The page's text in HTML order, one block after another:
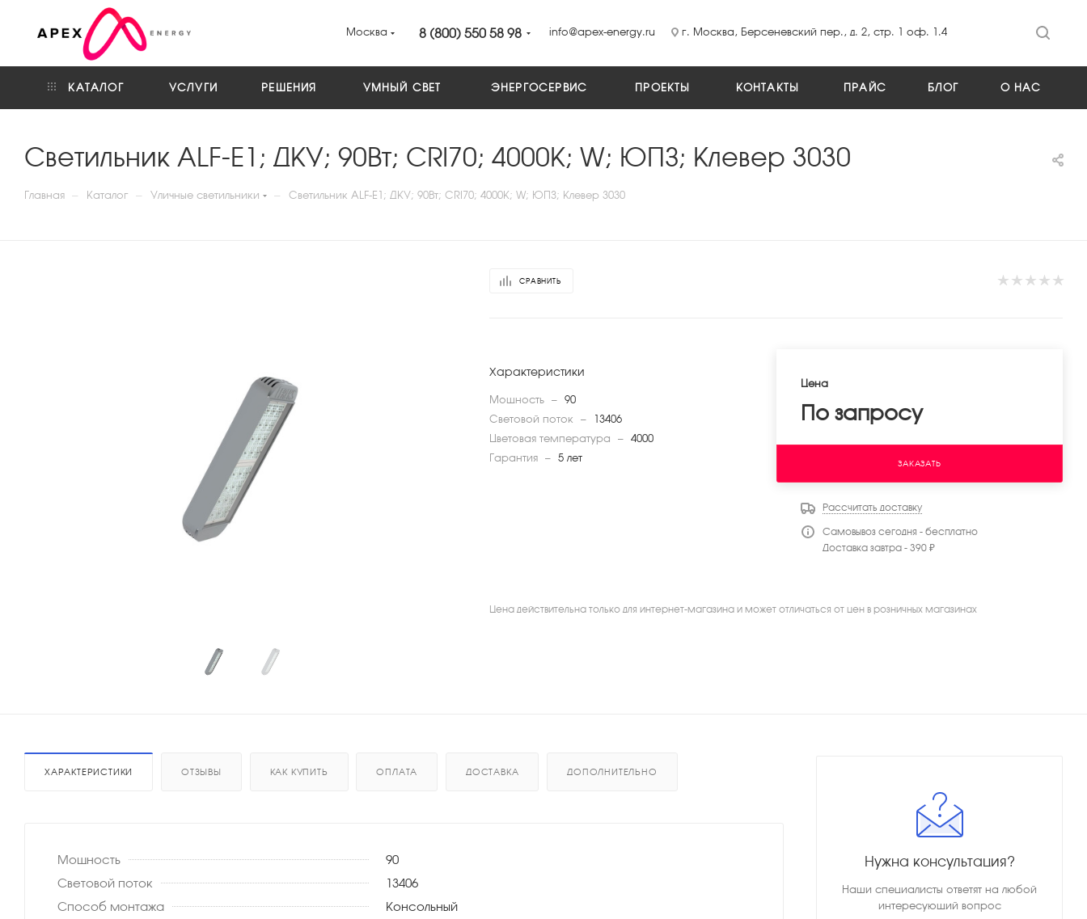
Москва 8 (800) 550 58 98 info@apex-energy.ru г. Москва, Берсеневский пер., д. 2, стр. 1 оф. 1.4
КАТАЛОГ УСЛУГИ РЕШЕНИЯ УМНЫЙ СВЕТ ЭНЕРГОСЕРВИС ПРОЕКТЫ КОНТАКТЫ ПРАЙС БЛОГ О НАС
Светильник ALF-E1; ДКУ; 90Вт; CRI70; 4000K; W; ЮПЗ; Клевер 3030
Главная — Каталог — Уличные светильники — Светильник ALF-E1; ДКУ; 90Вт; CRI70; 4000K; W; ЮПЗ; Клевер 3030
СРАВНИТЬ
Характеристики
Мощность —
90
Световой поток
—
13406
Цветовая температура
—
4000
Гарантия
— 5 лет
Цена
По запросу
ЗАКАЗАТЬ
Рассчитать доставку
Самовывоз сегодня - бесплатно
Доставка завтра - 390 ₽
Цена действительна только для интернет-магазина и может отличаться от цен в розничных магазинах
ХАРАКТЕРИСТИКИ ОТЗЫВЫ КАК КУПИТЬ ОПЛАТА ДОСТАВКА ДОПОЛНИТЕЛЬНО
Мощность
90
Световой поток
13406
Способ монтажа
Консольный
Нужна консультация?
Наши специалисты ответят на любой
интересующий вопрос